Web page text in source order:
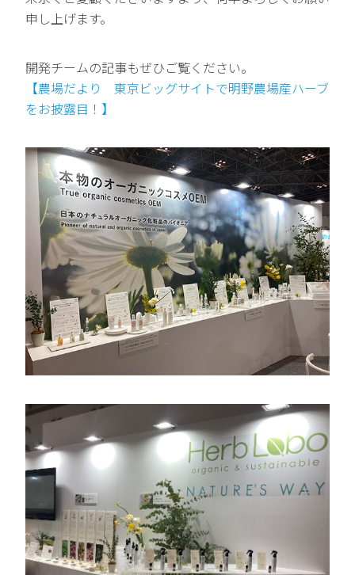
申し上げます。
開発チームの記事もぜひご覧ください。
【農場だより 東京ビッグサイトで明野農場産ハーブ
をお披露目！】